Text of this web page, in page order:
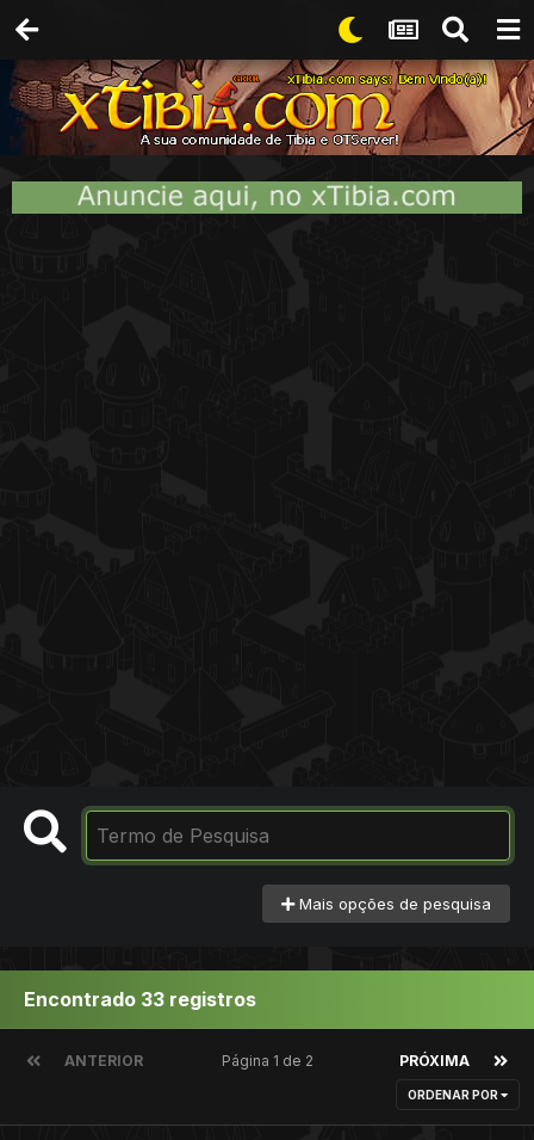
Mais opções de pesquisa
Encontrado 33 registros
ANTERIOR PRÓXIMA
Página 1 de 2
ORDENAR POR